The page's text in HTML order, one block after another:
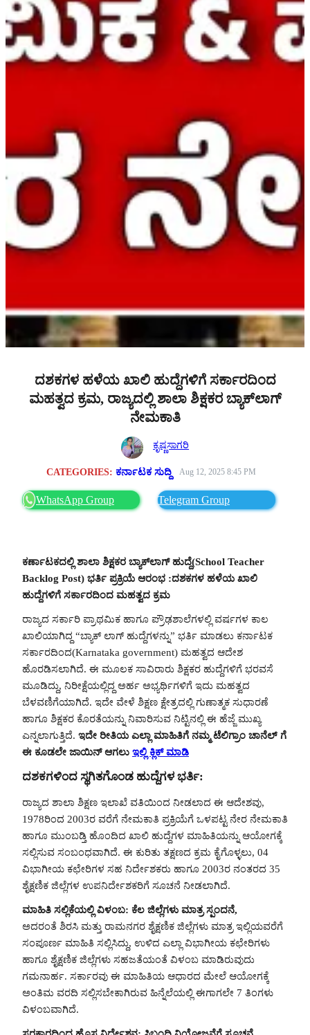
ದಶಕಗಳ ಹಳೆಯ ಖಾಲಿ ಹುದ್ದೆಗಳಿಗೆ ಸರ್ಕಾರದಿಂದ
ಮಹತ್ವದ ಕ್ರಮ, ರಾಜ್ಯದಲ್ಲಿ ಶಾಲಾ ಶಿಕ್ಷಕರ ಬ್ಯಾಕ್‌ಲಾಗ್
ನೇಮಕಾತಿ
ಕೃಷ್ಣಸಾಗರಿ
CATEGORIES:ಕರ್ನಾಟಕ ಸುದ್ದಿ Aug 12, 2025 8:45 PM
WhatsApp Group Telegram Group
ಕರ್ಣಾಟಕದಲ್ಲಿ ಶಾಲಾ ಶಿಕ್ಷಕರ ಬ್ಯಾಕ್‌ಲಾಗ್ ಹುದ್ದೆ(School Teacher
Backlog Post) ಭರ್ತಿ ಪ್ರಕ್ರಿಯೆ ಆರಂಭ :ದಶಕಗಳ ಹಳೆಯ ಖಾಲಿ
ಹುದ್ದೆಗಳಿಗೆ ಸರ್ಕಾರದಿಂದ ಮಹತ್ವದ ಕ್ರಮ
ರಾಜ್ಯದ ಸರ್ಕಾರಿ ಪ್ರಾಥಮಿಕ ಹಾಗೂ ಪ್ರೌಢಶಾಲೆಗಳಲ್ಲಿ ವರ್ಷಗಳ ಕಾಲ
ಖಾಲಿಯಾಗಿದ್ದ “ಬ್ಯಾಕ್‌ ಲಾಗ್‌ ಹುದ್ದೆಗಳನ್ನು” ಭರ್ತಿ ಮಾಡಲು ಕರ್ನಾಟಕ
ಸರ್ಕಾರದಿಂದ(Karnataka government) ಮಹತ್ವದ ಆದೇಶ
ಹೊರಡಿಸಲಾಗಿದೆ. ಈ ಮೂಲಕ ಸಾವಿರಾರು ಶಿಕ್ಷಕರ ಹುದ್ದೆಗಳಿಗೆ ಭರವಸೆ
ಮೂಡಿದ್ದು, ನಿರೀಕ್ಷೆಯಲ್ಲಿದ್ದ ಅರ್ಹ ಅಭ್ಯರ್ಥಿಗಳಿಗೆ ಇದು ಮಹತ್ವದ
ಬೆಳವಣಿಗೆಯಾಗಿದೆ. ಇದೇ ವೇಳೆ ಶಿಕ್ಷಣ ಕ್ಷೇತ್ರದಲ್ಲಿ ಗುಣಾತ್ಮಕ ಸುಧಾರಣೆ
ಹಾಗೂ ಶಿಕ್ಷಕರ ಕೊರತೆಯನ್ನು ನಿವಾರಿಸುವ ನಿಟ್ಟಿನಲ್ಲಿ ಈ ಹೆಜ್ಜೆ ಮುಖ್ಯ
ಎನ್ನಲಾಗುತ್ತಿದೆ. ಇದೇ ರೀತಿಯ ಎಲ್ಲಾ ಮಾಹಿತಿಗೆ ನಮ್ಮ ಟೆಲಿಗ್ರಾಂ ಚಾನೆಲ್ ಗೆ
ಈ ಕೂಡಲೇ ಜಾಯಿನ್ ಆಗಲು ಇಲ್ಲಿ ಕ್ಲಿಕ್ ಮಾಡಿ
ದಶಕಗಳಿಂದ ಸ್ಥಗಿತಗೊಂಡ ಹುದ್ದೆಗಳ ಭರ್ತಿ:
ರಾಜ್ಯದ ಶಾಲಾ ಶಿಕ್ಷಣ ಇಲಾಖೆ ವತಿಯಿಂದ ನೀಡಲಾದ ಈ ಆದೇಶವು,
1978ರಿಂದ 2003ರ ವರೆಗೆ ನೇಮಕಾತಿ ಪ್ರಕ್ರಿಯೆಗೆ ಒಳಪಟ್ಟ ನೇರ ನೇಮಕಾತಿ
ಹಾಗೂ ಮುಂಬಡ್ತಿ ಹೊಂದಿದ ಖಾಲಿ ಹುದ್ದೆಗಳ ಮಾಹಿತಿಯನ್ನು ಆಯೋಗಕ್ಕೆ
ಸಲ್ಲಿಸುವ ಸಂಬಂಧವಾಗಿದೆ. ಈ ಕುರಿತು ತಕ್ಷಣದ ಕ್ರಮ ಕೈಗೊಳ್ಳಲು, 04
ವಿಭಾಗೀಯ ಕಛೇರಿಗಳ ಸಹ ನಿರ್ದೇಶಕರು ಹಾಗೂ 2003ರ ನಂತರದ 35
ಶೈಕ್ಷಣಿಕ ಜಿಲ್ಲೆಗಳ ಉಪನಿರ್ದೇಶಕರಿಗೆ ಸೂಚನೆ ನೀಡಲಾಗಿದೆ.
ಮಾಹಿತಿ ಸಲ್ಲಿಕೆಯಲ್ಲಿ ವಿಳಂಬ: ಕೆಲ ಜಿಲ್ಲೆಗಳು ಮಾತ್ರ ಸ್ಪಂದನೆ,
ಅದರಂತೆ ಶಿರಸಿ ಮತ್ತು ರಾಮನಗರ ಶೈಕ್ಷಣಿಕ ಜಿಲ್ಲೆಗಳು ಮಾತ್ರ ಇಲ್ಲಿಯವರೆಗೆ
ಸಂಪೂರ್ಣ ಮಾಹಿತಿ ಸಲ್ಲಿಸಿದ್ದು, ಉಳಿದ ಎಲ್ಲಾ ವಿಭಾಗೀಯ ಕಛೇರಿಗಳು
ಹಾಗೂ ಶೈಕ್ಷಣಿಕ ಜಿಲ್ಲೆಗಳು ಸಹಜತೆಯಂತೆ ವಿಳಂಬ ಮಾಡಿರುವುದು
ಗಮನಾರ್ಹ. ಸರ್ಕಾರವು ಈ ಮಾಹಿತಿಯ ಆಧಾರದ ಮೇಲೆ ಆಯೋಗಕ್ಕೆ
ಅಂತಿಮ ವರದಿ ಸಲ್ಲಿಸಬೇಕಾಗಿರುವ ಹಿನ್ನೆಲೆಯಲ್ಲಿ ಈಗಾಗಲೇ 7 ತಿಂಗಳು
ವಿಳಂಬವಾಗಿದೆ.